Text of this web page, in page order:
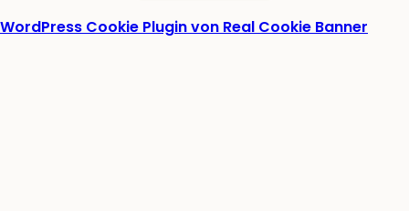
WordPress Cookie Plugin von Real Cookie Banner